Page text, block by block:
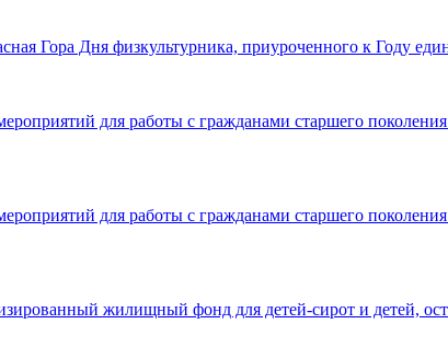
Гора Дня физкультурника, приуроченного к Году
для работы с гражданами старшего
для работы с гражданами старшего
жилищный фонд для детей-сирот и детей,